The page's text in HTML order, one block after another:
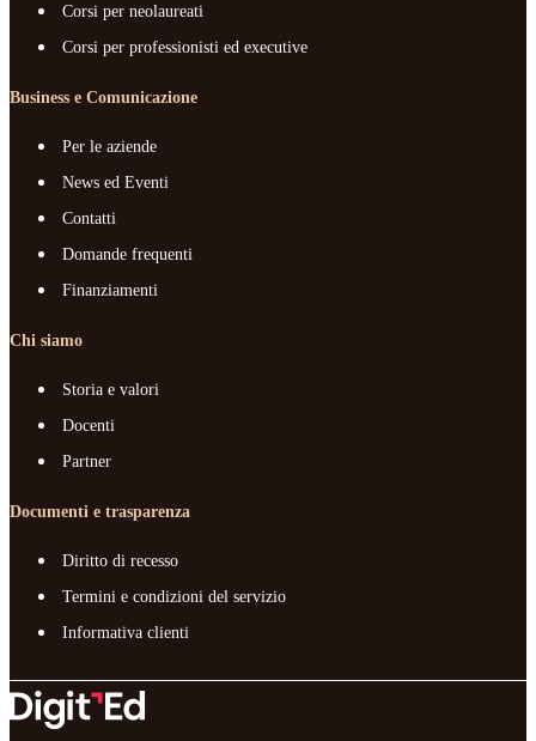
Corsi per neolaureati
Corsi per professionisti ed executive
Business e Comunicazione
Per le aziende
News ed Eventi
Contatti
Domande frequenti
Finanziamenti
Chi siamo
Storia e valori
Docenti
Partner
Documenti e trasparenza
Diritto di recesso
Termini e condizioni del servizio
Informativa clienti